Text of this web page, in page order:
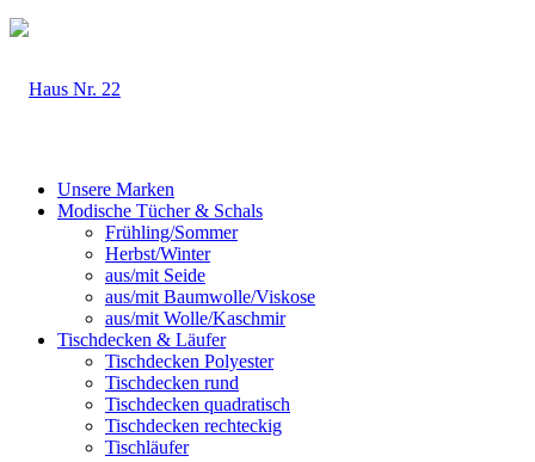
Unsere Marken
Modische Tücher & Schals
Frühling/Sommer
Herbst/Winter
aus/mit Seide
aus/mit Baumwolle/Viskose
aus/mit Wolle/Kaschmir
Tischdecken & Läufer
Tischdecken Polyester
Tischdecken rund
Tischdecken quadratisch
Tischdecken rechteckig
Tischläufer